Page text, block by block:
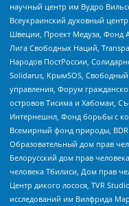
научный центр им Вудро
Всеукраинский духовный
Швеции, Проект Медуза, Фонд
Лига Свободных Наций,
Народов ПостРоссии,
Solidarus, КрымSOS, Свободный
управления, Форум
островов Тисима и Хабомаи,
Интернешнл, Фонд борьбы с
Всемирный фонд природы, BDR
Образовательный дом прав
Белорусский дом прав
человека Тбилиси, Дом прав
Центр дикого лосося, TVR
исследований им Вилфрида